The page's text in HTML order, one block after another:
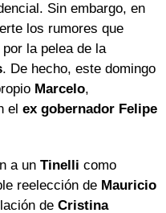
Sin embargo, en
los rumores que
la pelea de la
. De hecho, este domingo
Marcelo,
el ex gobernador Felipe
a un Tinelli como
reelección de Mauricio
de Cristina